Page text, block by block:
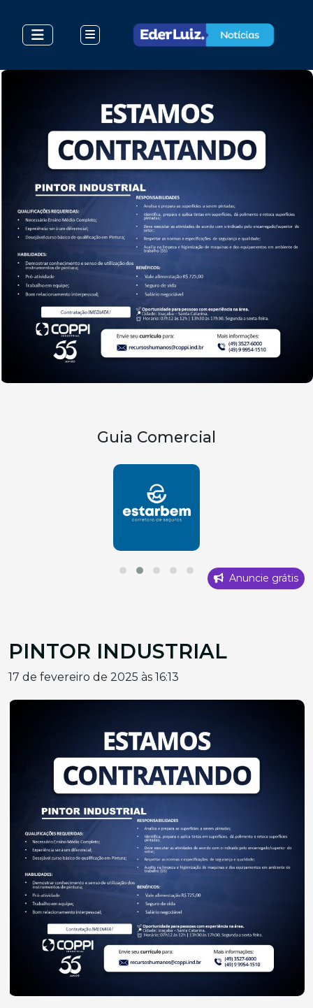
Guia Comercial
Anuncie grátis
PINTOR INDUSTRIAL
17 de fevereiro de 2025 às 16:13